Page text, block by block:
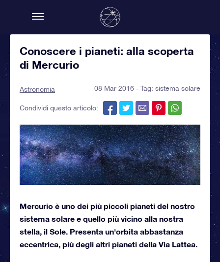
Conoscere i pianeti: alla scoperta
di Mercurio
Astronomia 08 Mar 2016 - Tag: sistema solare
Condividi questo articolo:
Mercurio è uno dei più piccoli pianeti del nostro
sistema solare e quello più vicino alla nostra
stella, il Sole. Presenta un'orbita abbastanza
eccentrica, più degli altri pianeti della Via Lattea.